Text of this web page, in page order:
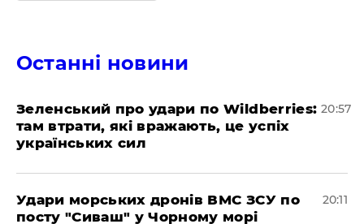
Останні новини
Зеленський про удари по Wildberries:
там втрати, які вражають, це успіх
українських сил
20:57
Удари морських дронів ВМС ЗСУ по
посту "Сиваш" у Чорному морі
20:11